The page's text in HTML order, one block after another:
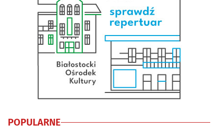
POPULARNE